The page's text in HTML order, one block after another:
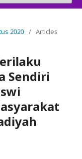
2020 / Articles
Sendiri